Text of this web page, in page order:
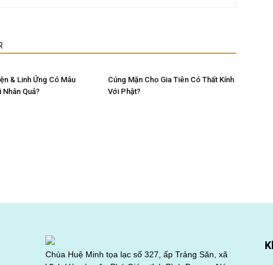
& Linh Ứng Có Mâu
Nhân Quả?
Cúng Mặn Cho Gia Tiên Có Thất Kính
Với Phật?
Chùa Huệ Minh tọa lạc số 327, ấp Trảng Săn, xã